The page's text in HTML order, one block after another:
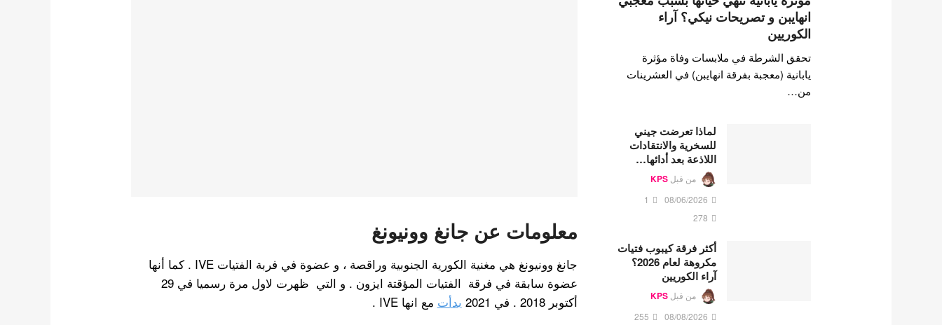
معلومات عن جانغ وونيونغ
جانغ وونيونغ هي مغنية الكورية الجنوبية وراقصة ، و عضوة في فربة الفتيات IVE . كما أنها
عضوة سابقة في فرقة الفتيات المؤقتة ايزون . و التي ظهرت لاول مرة رسميا في 29
أكتوبر 2018 . في 2021
بدأت مع انها IVE .
انهايبن و تصريحات نيكي؟ آراء
الكوريين
تحقق الشرطة في ملابسات وفاة مؤثرة
يابانية (معجبة بفرقة انهايبن) في العشرينات
من…
لماذا تعرضت جيني
للسخرية والانتقادات
اللاذعة بعد أدائها…
من قبل KPS
08/06/2026
1
278
أكثر فرقة كيبوب فتيات
مكروهة لعام 2026؟
آراء الكوريين
من قبل KPS
08/08/2026
255